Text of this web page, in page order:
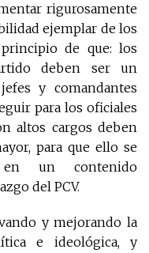
rigurosamente
ejemplar de los
de que: los
deben ser un
y comandantes
para los oficiales
altos cargos deben
para que ello se
en un contenido
del PCV.
y mejorando la
e ideológica, y